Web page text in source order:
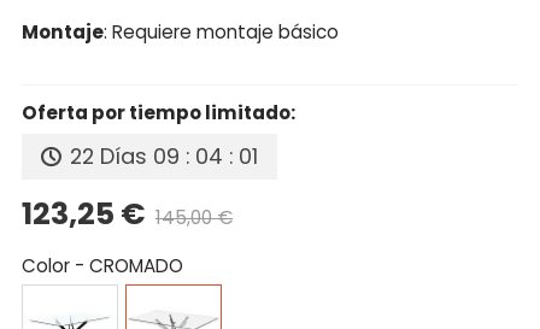
Montaje: Requiere montaje básico
Oferta por tiempo limitado:
22 Días 09 : 04 : 01
123,25 € 145,00 €
Color - CROMADO